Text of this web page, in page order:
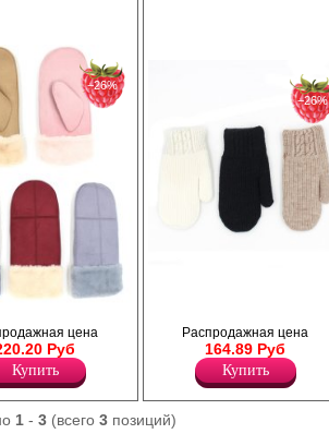
с отворотом
−26%
цена
Руб
Купить
Акрил 70%
Шерсть 12%
Ангора 18%
−26%
Распродажная цена
164.89 Руб
Купить
Акрил
Шерсть
Ангора
1- 3(всего 3позиций)